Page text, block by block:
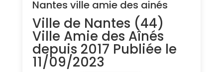
Nantes ville amie des ainés
Ville de Nantes (44)
Ville Amie des Aînés
depuis 2017 Publiée le
11/09/2023